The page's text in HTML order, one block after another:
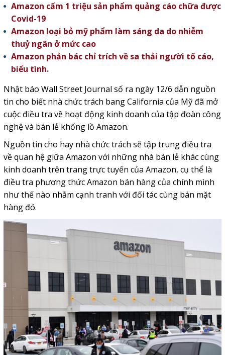
Amazon cấm 1 triệu sản phẩm quảng cáo chữa được
Covid-19
Amazon loại bỏ mỹ phẩm làm sáng da do nhiễm
thuỷ ngân ở mức cao
Amazon phản bác chỉ trích về sa thải người tố cáo,
biểu tình.
Nhật báo Wall Street Journal số ra ngày 12/6 dẫn nguồn
tin cho biết nhà chức trách bang California của Mỹ đã mở
cuộc điều tra về hoạt động kinh doanh của tập đoàn công
nghệ và bán lẻ khổng lồ Amazon.
Nguồn tin cho hay nhà chức trách sẽ tập trung điều tra
về quan hệ giữa Amazon với những nhà bán lẻ khác cùng
kinh doanh trên trang trực tuyến của Amazon, cụ thể là
điều tra phương thức Amazon bán hàng của chính mình
như thế nào nhằm cạnh tranh với đối tác cùng bán mặt
hàng đó.